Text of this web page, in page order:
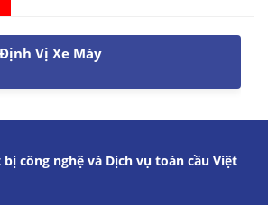
Định Vị Xe Máy
công nghệ và Dịch vụ toàn cầu Việt